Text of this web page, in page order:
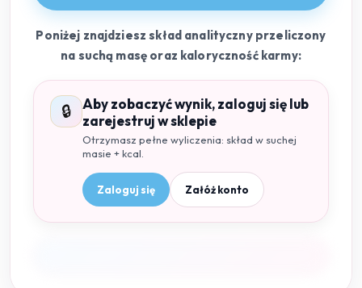
Poniżej znajdziesz skład analityczny przeliczony
na suchą masę oraz kaloryczność karmy:
🔒
Aby zobaczyć wynik, zaloguj się lub
zarejestruj w sklepie
Otrzymasz pełne wyliczenia: skład w suchej
masie + kcal.
Zaloguj się Załóż konto